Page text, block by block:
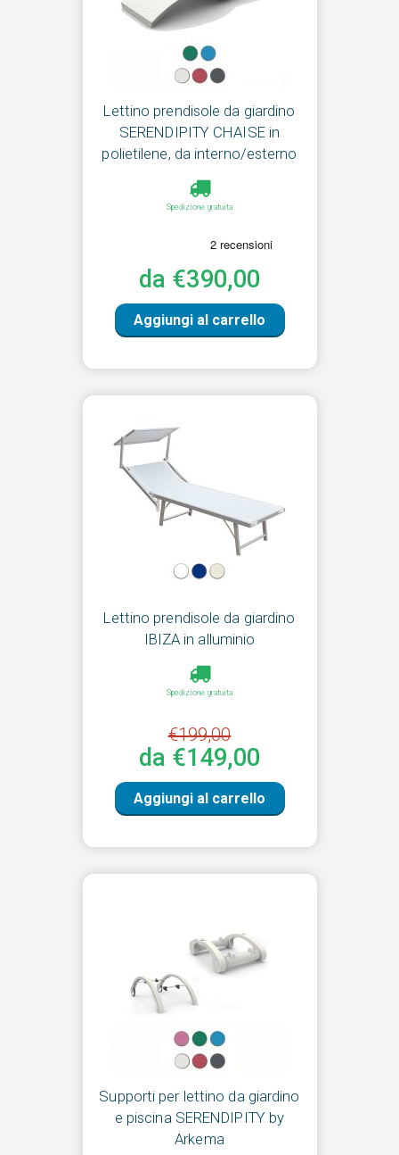
Lettino prendisole da giardino
SERENDIPITY CHAISE in
polietilene, da interno/esterno
Spedizione gratuita
da €390,00
Aggiungi al carrello
Lettino prendisole da giardino
IBIZA in alluminio
Spedizione gratuita
€199,00
da €149,00
Aggiungi al carrello
Supporti per lettino da giardino
e piscina SERENDIPITY by
Arkema